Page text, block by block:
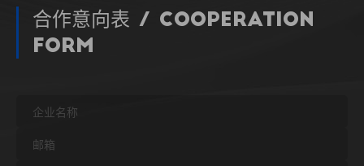
合作意向表 / Cooperation
Form